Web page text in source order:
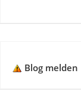
Blog melden